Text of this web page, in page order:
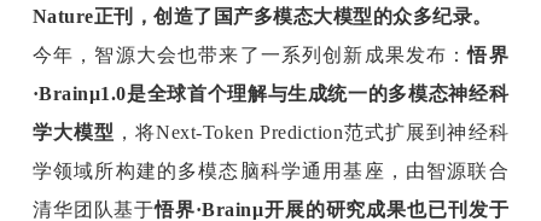
Nature正刊，创造了国产多模态大模型的众多纪录。
今年，智源大会也带来了一系列创新成果发布：悟界
·Brainμ1.0是全球首个理解与生成统一的多模态神经科
学大模型 ，将Next-Token Prediction范式扩展到神经科
学领域所构建的多模态脑科学通用基座，由智源联合
清华团队基于悟界·Brainμ开展的研究成果也已刊发于